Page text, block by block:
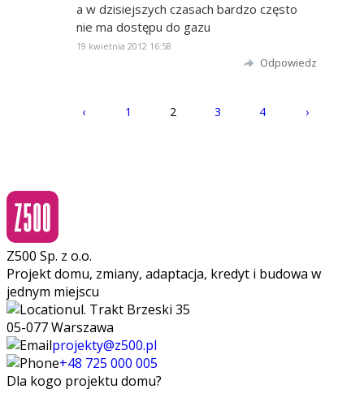
a w dzisiejszych czasach bardzo często
nie ma dostępu do gazu
19 kwietnia 2012 16:58
Odpowiedz
‹ 1 2 3 4 ›
Z500 Sp. z o.o.
Projekt domu, zmiany, adaptacja, kredyt i budowa w
jednym miejscu
ul. Trakt Brzeski 35
05-077 Warszawa
projekty@z500.pl
+48 725 000 005
Dla kogo projektu domu?